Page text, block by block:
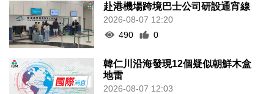
赴港機場跨境巴士公司研設通宵線
2026-08-07 12:20
490
0
韓仁川沿海發現12個疑似朝鮮木盒
地雷
2026-08-07 12:03